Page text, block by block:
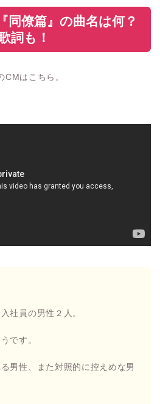
同僚篇』の曲名は何？
詞も！
CMはこちら。
社員の男性２人。
です。
男性、また対照的に控えめな男